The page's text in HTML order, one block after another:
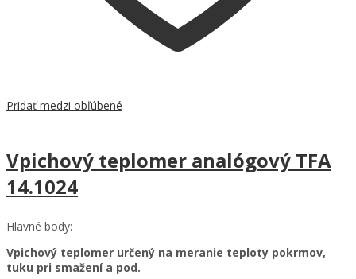
Pridať medzi obľúbené
Vpichový teplomer analógový TFA
14.1024
Hlavné body:
Vpichový teplomer určený na meranie teploty pokrmov,
tuku pri smažení a pod.